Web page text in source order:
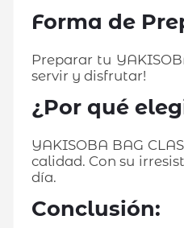
Forma de
Preparar tu
servir y disfrutar!
¿Por qué
YAKISOBA BAG
calidad. Con su
día.
Conclusión: